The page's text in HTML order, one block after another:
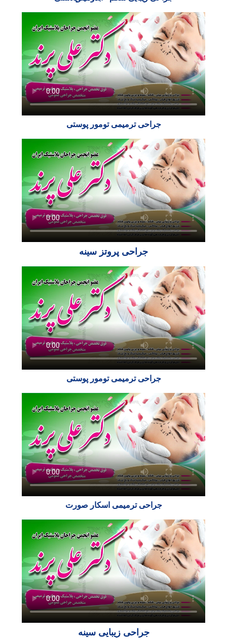
جراحی ترمیمی تومور پوستی
جراحی پروتز سینه
جراحی ترمیمی تومور پوستی
جراحی ترمیمی اسکار صورت
جراحی زیبایی سینه